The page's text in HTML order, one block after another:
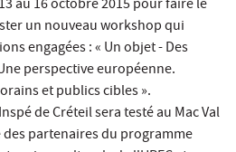
au 16 octobre 2015 pour faire le
un nouveau workshop qui
engagées : « Un objet - Des
perspective européenne.
et publics cibles ».
de Créteil sera testé au Mac Val
partenaires du programme